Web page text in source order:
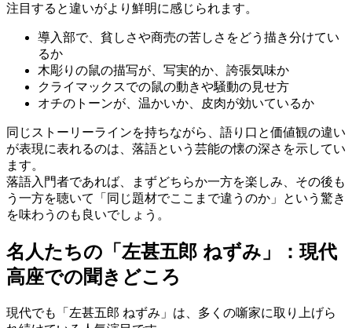
注目すると違いがより鮮明に感じられます。
導入部で、貧しさや商売の苦しさをどう描き分けてい
るか
木彫りの鼠の描写が、写実的か、誇張気味か
クライマックスでの鼠の動きや騒動の見せ方
オチのトーンが、温かいか、皮肉が効いているか
同じストーリーラインを持ちながら、語り口と価値観の違い
が表現に表れるのは、落語という芸能の懐の深さを示してい
ます。
落語入門者であれば、まずどちらか一方を楽しみ、その後も
う一方を聴いて「同じ題材でここまで違うのか」という驚き
を味わうのも良いでしょう。
名人たちの「左甚五郎 ねずみ」：現代
高座での聞きどころ
現代でも「左甚五郎 ねずみ」は、多くの噺家に取り上げら